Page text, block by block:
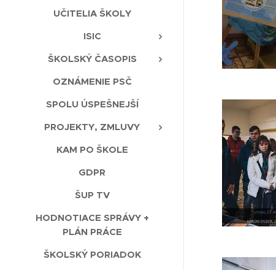
UČITELIA ŠKOLY
ISIC
ŠKOLSKÝ ČASOPIS
OZNÁMENIE PSČ
SPOLU ÚSPEŠNEJŠÍ
PROJEKTY, ZMLUVY
KAM PO ŠKOLE
GDPR
ŠUP TV
HODNOTIACE SPRÁVY +
PLÁN PRÁCE
ŠKOLSKÝ PORIADOK